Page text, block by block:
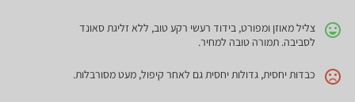
צליל מאוזן ומפורט, בידוד רעשי רקע טוב, ללא זליגת סאונד
לסביבה. תמורה טובה למחיר.
כבדות יחסית, גדולות יחסית גם לאחר קיפול, מעט מסורבלות.